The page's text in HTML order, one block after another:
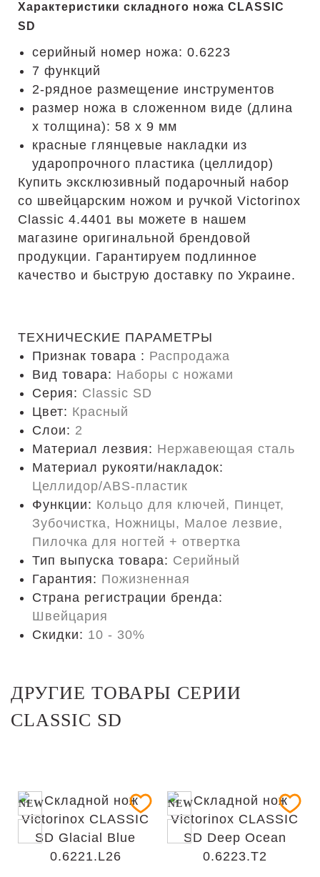
Характеристики складного ножа CLASSIC
SD
серийный номер ножа: 0.6223
7 функций
2-рядное размещение инструментов
размер ножа в сложенном виде (длина
х толщина): 58 х 9 мм
красные глянцевые накладки из
ударопрочного пластика (целлидор)
Купить эксклюзивный подарочный набор
со швейцарским ножом и ручкой Victorinox
Classic 4.4401 вы можете в нашем
магазине оригинальной брендовой
продукции. Гарантируем подлинное
качество и быструю доставку по Украине.
ТЕХНИЧЕСКИЕ ПАРАМЕТРЫ
Признак товара : Распродажа
Вид товара: Наборы с ножами
Серия: Classic SD
Цвет: Красный
Слои: 2
Материал лезвия: Нержавеющая сталь
Материал рукояти/накладок:
Целлидор/ABS-пластик
Функции: Кольцо для ключей, Пинцет,
Зубочистка, Ножницы, Малое лезвие,
Пилочка для ногтей + отвертка
Тип выпуска товара: Серийный
Гарантия: Пожизненная
Страна регистрации бренда:
Швейцария
Скидки: 10 - 30%
ДРУГИЕ ТОВАРЫ СЕРИИ
CLASSIC SD
NEW NEW